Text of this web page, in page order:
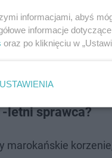
Spraw
rannych są dwie
i szpitalem, do
letni sprawca?
marokańskie
informacjami, abyś
informacje
oraz po kliknięciu w
USTAWIENIA